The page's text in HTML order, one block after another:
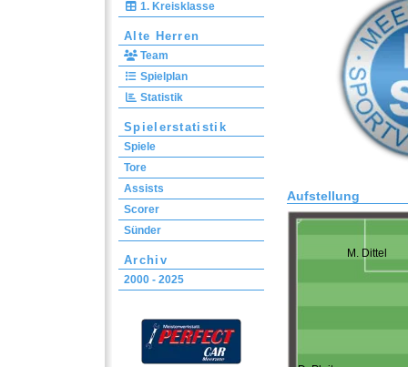
1. Kreisklasse
Alte Herren
Team
Spielplan
Statistik
Spielerstatistik
Spiele
Tore
Assists
Scorer
Sünder
Archiv
2000 - 2025
Aufstellung
M. Dittel